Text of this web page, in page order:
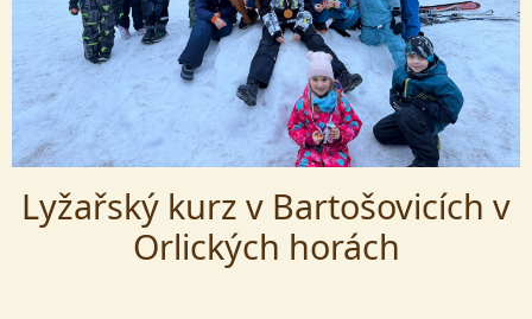
Lyžařský kurz v Bartošovicích v
Orlických horách